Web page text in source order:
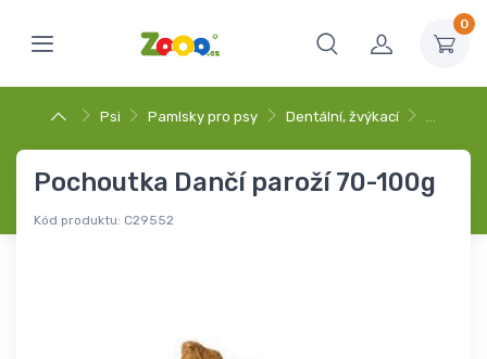
0
Psi Pamlsky pro psy Dentální, žvýkací …
Pochoutka Dančí paroží 70-100g
Kód produktu: C29552